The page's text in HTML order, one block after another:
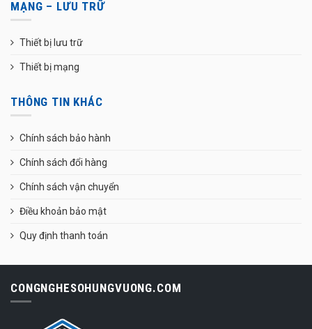
MẠNG – LƯU TRỮ
Thiết bị lưu trữ
Thiết bị mạng
THÔNG TIN KHÁC
Chính sách bảo hành
Chính sách đổi hàng
Chính sách vận chuyển
Điều khoản bảo mật
Quy định thanh toán
CONGNGHESOHUNGVUONG.COM